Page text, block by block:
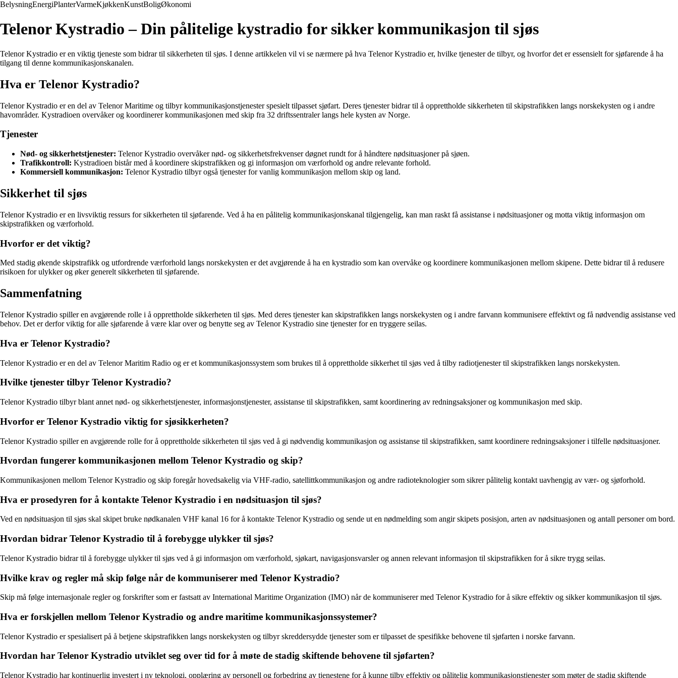
BelysningEnergiPlanterVarmeKjøkkenKunstBoligØkonomi
Telenor Kystradio – Din pålitelige kystradio for sikker kommunikasjon til sjøs
Telenor Kystradio er en viktig tjeneste som bidrar til sikkerheten til sjøs. I denne artikkelen vil vi se nærmere på hva Telenor Kystradio er, hvilke tjenester de tilbyr, og hvorfor det er essensielt for sjøfarende å ha
tilgang til denne kommunikasjonskanalen.
Hva er Telenor Kystradio?
Telenor Kystradio er en del av Telenor Maritime og tilbyr kommunikasjonstjenester spesielt tilpasset sjøfart. Deres tjenester bidrar til å opprettholde sikkerheten til skipstrafikken langs norskekysten og i andre
havområder. Kystradioen overvåker og koordinerer kommunikasjonen med skip fra 32 driftssentraler langs hele kysten av Norge.
Tjenester
Nød- og sikkerhetstjenester: Telenor Kystradio overvåker nød- og sikkerhetsfrekvenser døgnet rundt for å håndtere nødsituasjoner på sjøen.
Trafikkontroll: Kystradioen bistår med å koordinere skipstrafikken og gi informasjon om værforhold og andre relevante forhold.
Kommersiell kommunikasjon: Telenor Kystradio tilbyr også tjenester for vanlig kommunikasjon mellom skip og land.
Sikkerhet til sjøs
Telenor Kystradio er en livsviktig ressurs for sikkerheten til sjøfarende. Ved å ha en pålitelig kommunikasjonskanal tilgjengelig, kan man raskt få assistanse i nødsituasjoner og motta viktig informasjon om
skipstrafikken og værforhold.
Hvorfor er det viktig?
Med stadig økende skipstrafikk og utfordrende værforhold langs norskekysten er det avgjørende å ha en kystradio som kan overvåke og koordinere kommunikasjonen mellom skipene. Dette bidrar til å redusere
risikoen for ulykker og øker generelt sikkerheten til sjøfarende.
Sammenfatning
Telenor Kystradio spiller en avgjørende rolle i å opprettholde sikkerheten til sjøs. Med deres tjenester kan skipstrafikken langs norskekysten og i andre farvann kommunisere effektivt og få nødvendig assistanse ved
behov. Det er derfor viktig for alle sjøfarende å være klar over og benytte seg av Telenor Kystradio sine tjenester for en tryggere seilas.
Hva er Telenor Kystradio?
Telenor Kystradio er en del av Telenor Maritim Radio og er et kommunikasjonssystem som brukes til å opprettholde sikkerhet til sjøs ved å tilby radiotjenester til skipstrafikken langs norskekysten.
Hvilke tjenester tilbyr Telenor Kystradio?
Telenor Kystradio tilbyr blant annet nød- og sikkerhetstjenester, informasjonstjenester, assistanse til skipstrafikken, samt koordinering av redningsaksjoner og kommunikasjon med skip.
Hvorfor er Telenor Kystradio viktig for sjøsikkerheten?
Telenor Kystradio spiller en avgjørende rolle for å opprettholde sikkerheten til sjøs ved å gi nødvendig kommunikasjon og assistanse til skipstrafikken, samt koordinere redningsaksjoner i tilfelle nødsituasjoner.
Hvordan fungerer kommunikasjonen mellom Telenor Kystradio og skip?
Kommunikasjonen mellom Telenor Kystradio og skip foregår hovedsakelig via VHF-radio, satellittkommunikasjon og andre radioteknologier som sikrer pålitelig kontakt uavhengig av vær- og sjøforhold.
Hva er prosedyren for å kontakte Telenor Kystradio i en nødsituasjon til sjøs?
Ved en nødsituasjon til sjøs skal skipet bruke nødkanalen VHF kanal 16 for å kontakte Telenor Kystradio og sende ut en nødmelding som angir skipets posisjon, arten av nødsituasjonen og antall personer om bord.
Hvordan bidrar Telenor Kystradio til å forebygge ulykker til sjøs?
Telenor Kystradio bidrar til å forebygge ulykker til sjøs ved å gi informasjon om værforhold, sjøkart, navigasjonsvarsler og annen relevant informasjon til skipstrafikken for å sikre trygg seilas.
Hvilke krav og regler må skip følge når de kommuniserer med Telenor Kystradio?
Skip må følge internasjonale regler og forskrifter som er fastsatt av International Maritime Organization (IMO) når de kommuniserer med Telenor Kystradio for å sikre effektiv og sikker kommunikasjon til sjøs.
Hva er forskjellen mellom Telenor Kystradio og andre maritime kommunikasjonssystemer?
Telenor Kystradio er spesialisert på å betjene skipstrafikken langs norskekysten og tilbyr skreddersydde tjenester som er tilpasset de spesifikke behovene til sjøfarten i norske farvann.
Hvordan har Telenor Kystradio utviklet seg over tid for å møte de stadig skiftende behovene til sjøfarten?
Telenor Kystradio har kontinuerlig investert i ny teknologi, opplæring av personell og forbedring av tjenestene for å kunne tilby effektiv og pålitelig kommunikasjonstjenester som møter de stadig skiftende